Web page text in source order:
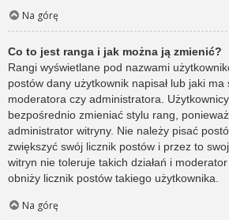
Na górę
Co to jest ranga i jak można ją zmienić?
Rangi wyświetlane pod nazwami
postów dany użytkownik napisał lub jaki ma
moderatora czy administratora.
bezpośrednio zmieniać stylu rang,
administrator witryny. Nie należy pisać
zwiększyć swój licznik postów i przez to
witryn nie toleruje takich działań i
obniży licznik postów takiego użytkownika.
Na górę